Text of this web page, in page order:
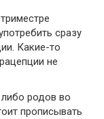
сразу
Какие-то
не
родов во
прописывать